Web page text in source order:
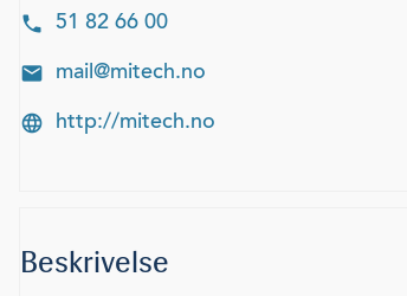
51 82 66 00
mail@mitech.no
http://mitech.no
Beskrivelse